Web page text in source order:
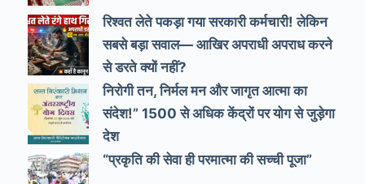
रिश्वत लेते पकड़ा गया सरकारी कर्मचारी! लेकिन
सबसे बड़ा सवाल— आखिर अपराधी अपराध करने
से डरते क्यों नहीं?
निरोगी तन, निर्मल मन और जागृत आत्मा का
संदेश!” 1500 से अधिक केंद्रों पर योग से जुड़ेगा
देश
“प्रकृति की सेवा ही परमात्मा की सच्ची पूजा”